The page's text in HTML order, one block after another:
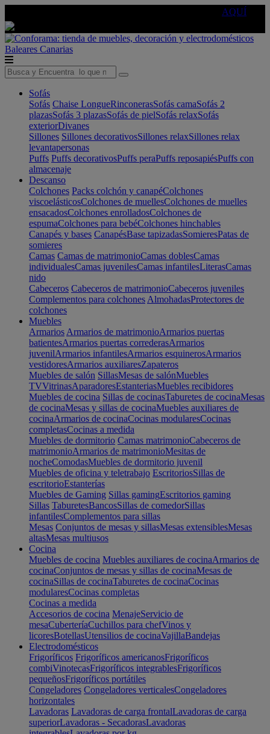
AQUÍ
Baleares Canarias
Sofás
Sofás Chaise LongueRinconerasSofás camaSofás 2
plazasSofás 3 plazasSofás de pielSofás relaxSofás
exteriorDivanes
Sillones Sillones decorativosSillones relaxSillones relax
levantapersonas
Puffs Puffs decorativosPuffs peraPuffs reposapiésPuffs con
almacenaje
Descanso
Colchones Packs colchón y canapéColchones
viscoelásticosColchones de muellesColchones de muelles
ensacadosColchones enrolladosColchones de
espumaColchones para bebéColchones hinchables
Canapés y bases CanapésBase tapizadasSomieresPatas de
somieres
Camas Camas de matrimonioCamas doblesCamas
individualesCamas juvenilesCamas infantilesLiterasCamas
nido
Cabeceros Cabeceros de matrimonioCabeceros juveniles
Complementos para colchones AlmohadasProtectores de
colchones
Muebles
Armarios Armarios de matrimonioArmarios puertas
batientesArmarios puertas correderasArmarios
juvenilArmarios infantilesArmarios esquinerosArmarios
vestidoresArmarios auxiliaresZapateros
Muebles de salón SillasMesas de salónMuebles
TVVitrinasAparadoresEstanteriasMuebles recibidores
Muebles de cocina Sillas de cocinasTaburetes de cocinaMesas
de cocinaMesas y sillas de cocinaMuebles auxiliares de
cocinaArmarios de cocinaCocinas modularesCocinas
completasCocinas a medida
Muebles de dormitorio Camas matrimonioCabeceros de
matrimonioArmarios de matrimonioMesitas de
nocheComodasMuebles de dormitorio juvenil
Muebles de oficina y teletrabajo EscritoriosSillas de
escritorioEstanterías
Muebles de Gaming Sillas gamingEscritorios gaming
Sillas TaburetesBancosSillas de comedorSillas
infantilesComplementos para sillas
Mesas Conjuntos de mesas y sillasMesas extensiblesMesas
altasMesas multiusos
Cocina
Muebles de cocina Muebles auxiliares de cocinaArmarios de
cocinaConjuntos de mesas y sillas de cocinaMesas de
cocinaSillas de cocinaTaburetes de cocinaCocinas
modularesCocinas completas
Cocinas a medida
Accesorios de cocina MenajeServicio de
mesaCuberteríaCuchillos para chefVinos y
licoresBotellasUtensilios de cocinaVajillaBandejas
Electrodomésticos
Frigoríficos Frigoríficos americanosFrigoríficos
combiVinotecasFrigoríficos integrablesFrigoríficos
pequeñosFrigoríficos portátiles
Congeladores Congeladores verticalesCongeladores
horizontales
Lavadoras Lavadoras de carga frontalLavadoras de carga
superiorLavadoras - SecadorasLavadoras